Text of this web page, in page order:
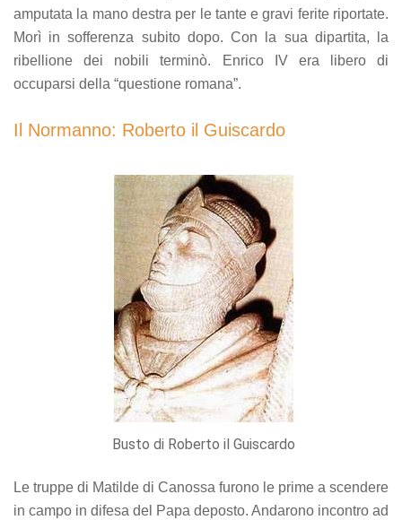
amputata la mano destra per le tante e gravi ferite riportate.
Morì in sofferenza subito dopo. Con la sua dipartita, la
ribellione dei nobili terminò. Enrico IV era libero di
occuparsi della “questione romana”.
Il Normanno: Roberto il Guiscardo
Busto di Roberto il Guiscardo
Le truppe di Matilde di Canossa furono le prime a scendere
in campo in difesa del Papa deposto. Andarono incontro ad